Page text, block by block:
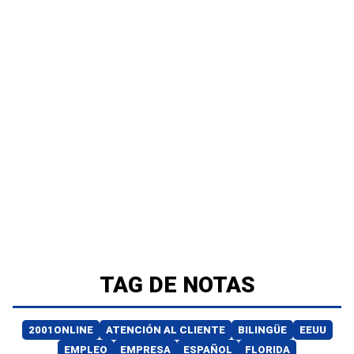
TAG DE NOTAS
2001ONLINE ATENCIÓN AL CLIENTE BILINGÜE
EEUU
EMPLEO
EMPRESA ESPAÑOL FLORIDA